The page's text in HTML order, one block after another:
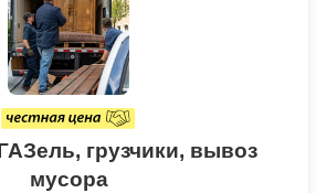
грузчики, вывоз
мусора